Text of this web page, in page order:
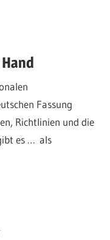
Fassung
Richtlinien und die
es … als